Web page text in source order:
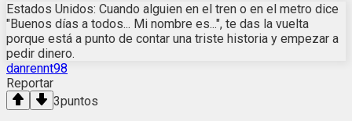
Estados Unidos: Cuando alguien en el tren o en el metro dice
"Buenos días a todos... Mi nombre es...", te das la vuelta
porque está a punto de contar una triste historia y empezar a
pedir dinero.
danrennt98
Reportar
3puntos